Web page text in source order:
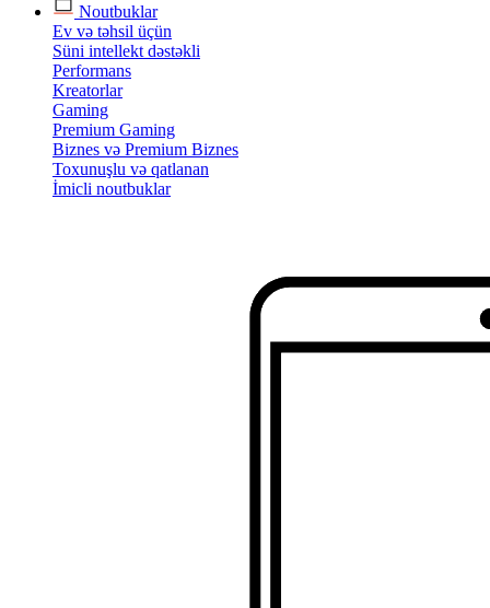
Noutbuklar
Ev və təhsil üçün
Süni intellekt dəstəkli
Performans
Kreatorlar
Gaming
Premium Gaming
Biznes və Premium Biznes
Toxunuşlu və qatlanan
İmicli noutbuklar